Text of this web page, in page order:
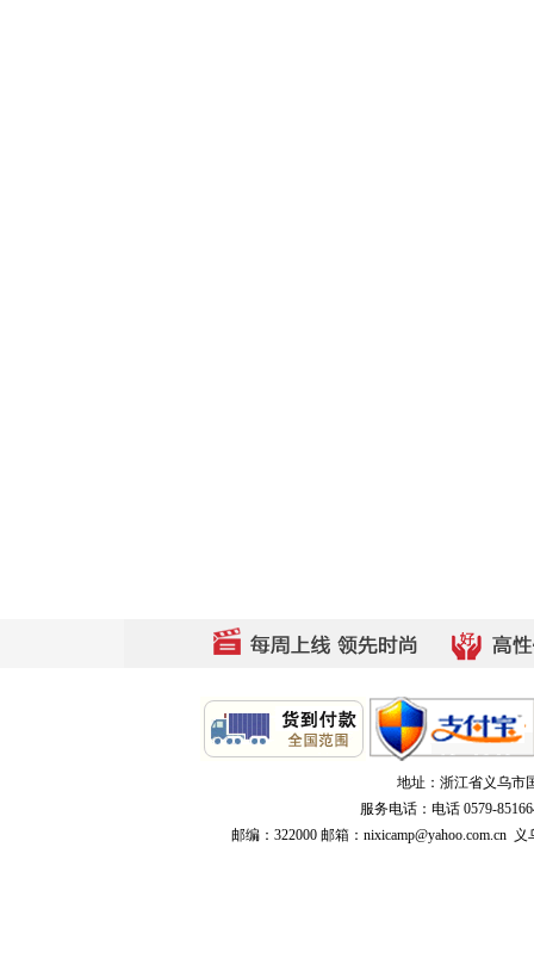
地址：浙江省义乌市
服务电话：电话 0579-
邮编：322000 邮箱：nixicamp@yahoo.com.cn